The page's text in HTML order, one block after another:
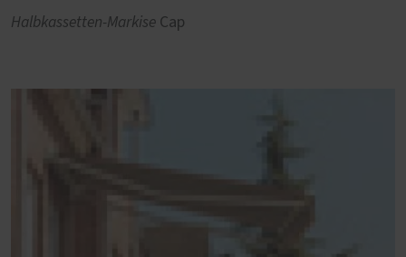
Halbkassetten-Markise Cap